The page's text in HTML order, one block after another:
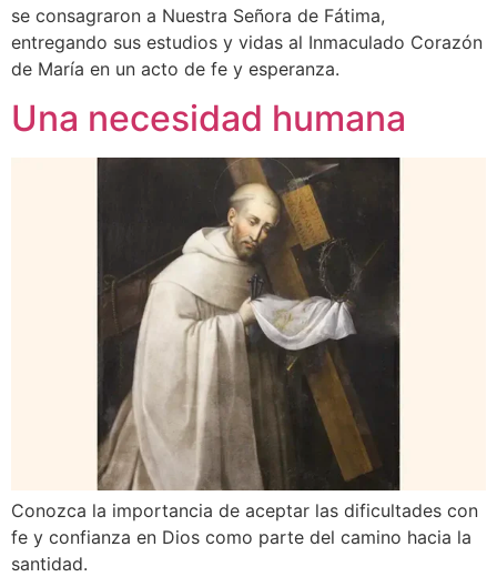
se consagraron a Nuestra Señora de Fátima,
entregando sus estudios y vidas al Inmaculado Corazón
de María en un acto de fe y esperanza.
Una necesidad humana
Conozca la importancia de aceptar las dificultades con
fe y confianza en Dios como parte del camino hacia la
santidad.